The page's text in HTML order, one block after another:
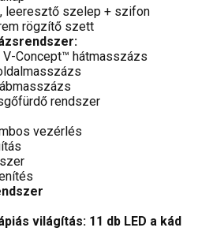
leeresztő szelep + szifon
rögzítő szett
Concept™ hátmasszázs
rendszer
vezérlés
világítás: 11 db LED a kád